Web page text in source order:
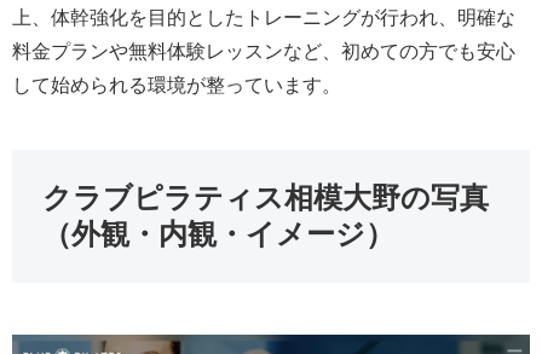
上、体幹強化を目的としたトレーニングが行われ、明確な
料金プランや無料体験レッスンなど、初めての方でも安心
して始められる環境が整っています。
クラブピラティス相模大野の写真
（外観・内観・イメージ）